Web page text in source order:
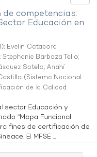
competencias:
Educación en
; Evelin Catacora
; Stephanie Barboza Tello;
Sotelo; Anahí
(Sistema Nacional
de la Calidad
sector Educación y
“Mapa Funcional
fines de certificación de
El MFSE ...